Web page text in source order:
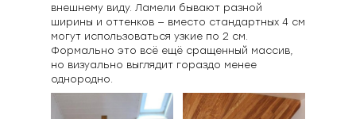
внешнему виду. Ламели бывают разной
ширины и оттенков — вместо стандартных 4 см
могут использоваться узкие по 2 см.
Формально это всё ещё сращенный массив,
но визуально выглядит гораздо менее
однородно.